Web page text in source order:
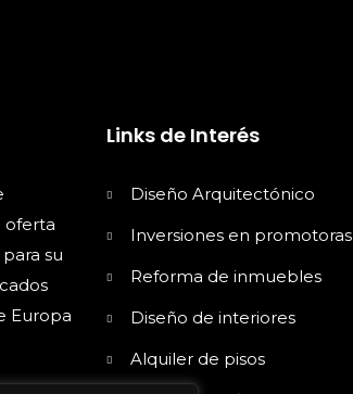
oferta
su
Europa
Links de Interés
Diseño Arquitectónico
Inversiones en promotoras
Reforma de inmuebles
Diseño de interiores
Alquiler de pisos